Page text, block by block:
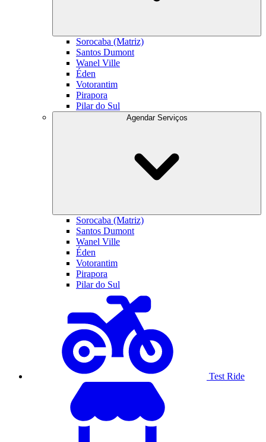
Sorocaba (Matriz)
Santos Dumont
Wanel Ville
Éden
Votorantim
Pirapora
Pilar do Sul
Sorocaba (Matriz)
Santos Dumont
Wanel Ville
Éden
Votorantim
Pirapora
Pilar do Sul
Test Ride